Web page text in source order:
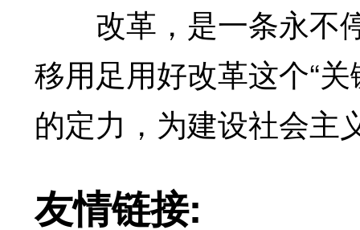
改革，是一条永不
移用足用好改革这个“
的定力，为建设社会主
友情链接: